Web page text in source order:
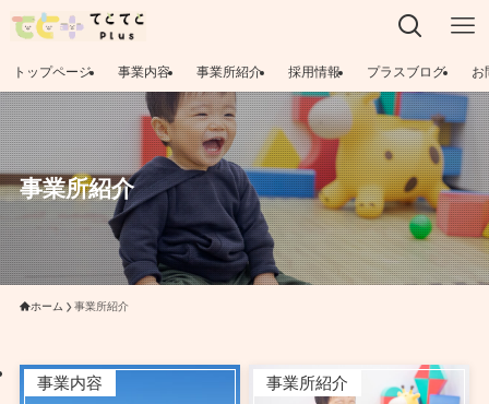
トップページ 事業内容 事業所紹介 採用情報 プラスブログ お
事業所紹介
ホーム 事業所紹介
事業内容 事業所紹介